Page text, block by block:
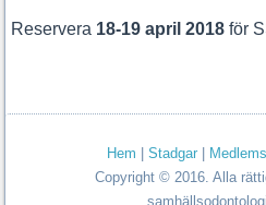
Reservera 18-19 april 2018för
Hem Stadgar
Copyright © 2016. Alla